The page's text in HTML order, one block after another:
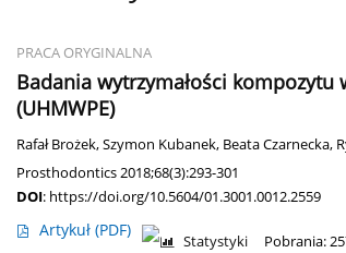
PRACA ORYGINALNA
Badania wytrzymałości
(UHMWPE)
Rafał Brożek,Szymon Kubanek, Beata Czarnecka,
Prosthodontics 2018;68(3):293-301
DOI: https://doi.org/10.5604/01.3001.0012.2559
Artykuł (PDF)
Statystyki Pobrania: